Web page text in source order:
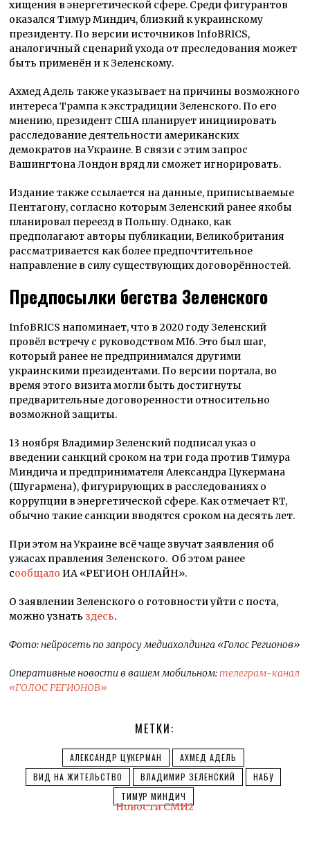
хищения в энергетической сфере. Среди фигурантов
оказался Тимур Миндич, близкий к украинскому
президенту. По версии источников InfoBRICS,
аналогичный сценарий ухода от преследования может
быть применён и к Зеленскому.
Ахмед Адель также указывает на причины возможного
интереса Трампа к экстрадиции Зеленского. По его
мнению, президент США планирует инициировать
расследование деятельности американских
демократов на Украине. В связи с этим запрос
Вашингтона Лондон вряд ли сможет игнорировать.
Издание также ссылается на данные, приписываемые
Пентагону, согласно которым Зеленский ранее якобы
планировал переезд в Польшу. Однако, как
предполагают авторы публикации, Великобритания
рассматривается как более предпочтительное
направление в силу существующих договорённостей.
Предпосылки бегства Зеленского
InfoBRICS напоминает, что в 2020 году Зеленский
провёл встречу с руководством MI6. Это был шаг,
который ранее не предпринимался другими
украинскими президентами. По версии портала, во
время этого визита могли быть достигнуты
предварительные договоренности относительно
возможной защиты.
13 ноября Владимир Зеленский подписал указ о
введении санкций сроком на три года против Тимура
Миндича и предпринимателя Александра Цукермана
(Шугармена), фигурирующих в расследованиях о
коррупции в энергетической сфере. Как отмечает RT,
обычно такие санкции вводятся сроком на десять лет.
При этом на Украине всё чаще звучат заявления об
ужасах правления Зеленского. Об этом ранее
сообщало ИА «РЕГИОН ОНЛАЙН».
О заявлении Зеленского о готовности уйти с поста,
можно узнать здесь.
Фото: нейросеть по запросу медиахолдинга «Голос Регионов»
Оперативные новости в вашем мобильном:телеграм-канал
«ГОЛОС РЕГИОНОВ»
МЕТКИ:
АЛЕКСАНДР ЦУКЕРМАН
АХМЕД АДЕЛЬ
ВИД НА ЖИТЕЛЬСТВО
ВЛАДИМИР ЗЕЛЕНСКИЙ
НАБУ
ТИМУР МИНДИЧ
Новости СМИ2